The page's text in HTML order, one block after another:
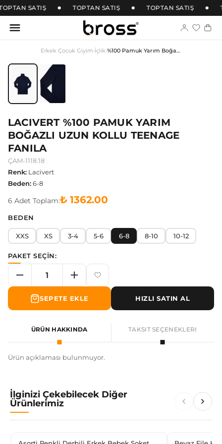
SATIŞ TOPTAN SATIŞ TOPTAN SATIŞ
Erkek Çocuk Giyim›İçlik› %100 Pamuk Yarım Boğazlı Uzun Kollu Teenage Fanila
LACIVERT %100 PAMUK YARIM
BOĞAZLI UZUN KOLLU TEENAGE
FANILA
ÇAM-1118.18
Renk: Lacivert
Beden:6-8
6 Adet Toplam:₺ 1362.00
BEDEN
XXS XS 3-4 5-6 6-8 8-10 10-12
PAKET SEÇİN:
SEPETE EKLE HIZLI SATIN AL
ÜRÜN HAKKINDA TAKSIT SEÇENEKLERI
Ürün açıklaması bulunmuyor.
İlginizi Çekebilecek Diğer
Ürünlerimiz